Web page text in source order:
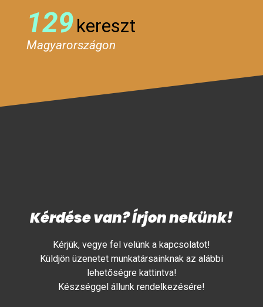
129kereszt
Magyarországon
Kérdése van? Írjon nekünk!
Kérjük, vegye fel velünk a kapcsolatot!
Küldjön üzenetet munkatársainknak az alábbi
lehetőségre kattintva!
Készséggel állunk rendelkezésére!